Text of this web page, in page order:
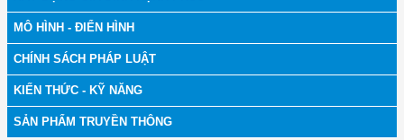
MÔ HÌNH - ĐIỂN HÌNH
CHÍNH SÁCH PHÁP LUẬT
KIẾN THỨC - KỸ NĂNG
SẢN PHẨM TRUYỀN THÔNG